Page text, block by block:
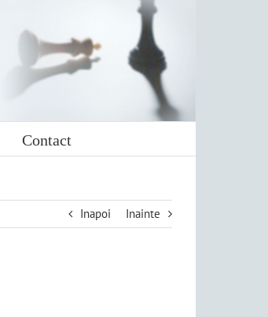
Contact
Inapoi Inainte